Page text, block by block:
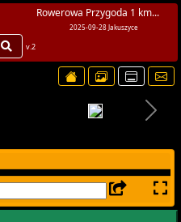
Rowerowa Przygoda 1 km...
2025-09-28 Jakuszyce
v.2